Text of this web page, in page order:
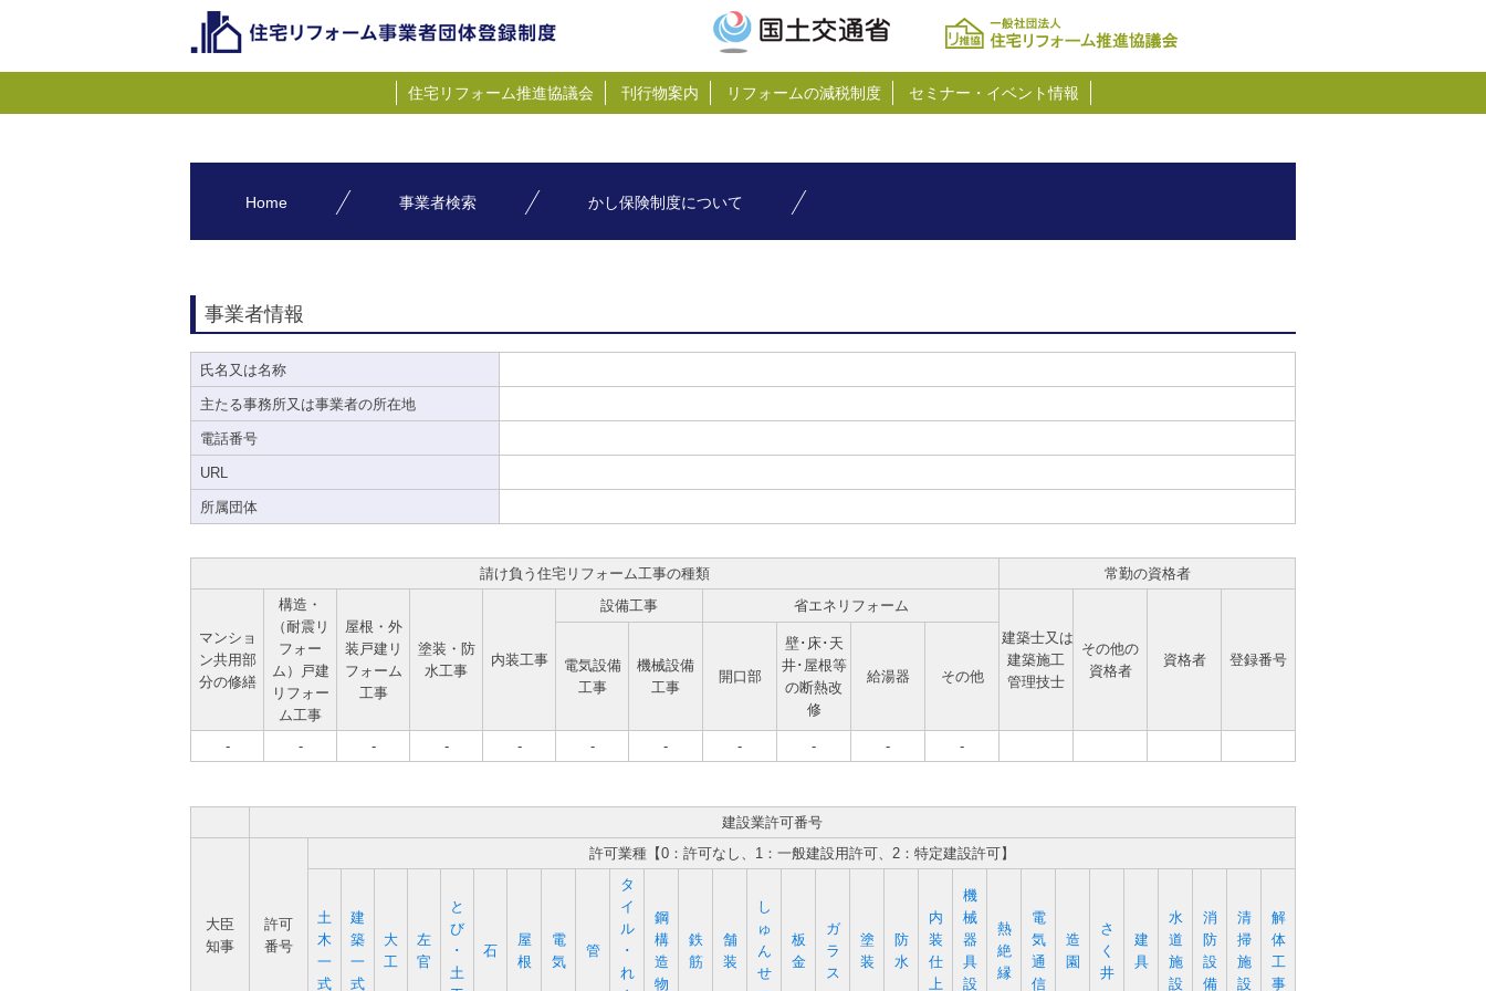
住宅リフォーム推進協議会 刊行物案内 リフォームの減税制度 セミナー・イベント情報
Home 事業者検索 かし保険制度について
事業者情報
氏名又は名称
主たる事務所又は事業者の所在地
電話番号
URL
所属団体
請け負う住宅リフォーム工事の種類 常勤の資格者
マンショ
ン共用部
分の修繕
構造・
（耐震リ
フォー
ム）戸建
リフォー
ム工事
屋根・外
装戸建リ
フォーム
工事
塗装・防
水工事
内装工事
設備工事
省エネリフォーム
建築士又は
建築施工
管理技士
その他の
資格者
資格者 登録番号
電気設備
工事
機械設備
工事
開口部
壁･床･天
井･屋根等
の断熱改
修
給湯器 その他
- - - - - - - - - - -
建設業許可番号
大臣
知事
許可
番号
許可業種【0：許可なし、1：一般建設用許可、2：特定建設許可】
土
木
一
式
建
築
一
式
大
工
左
官
と
び
･
土
石
屋
根
電
気
管
タ
イ
ル
･
れ
鋼
構
造
物
鉄
筋
舗
装
し
ゅ
ん
せ
板
金
ガ
ラ
ス
塗
装
防
水
内
装
仕
上
機
械
器
具
設
熱
絶
縁
電
気
通
信
造
園
さ
く
井
建
具
水
道
施
設
消
防
設
備
清
掃
施
設
解
体
工
事